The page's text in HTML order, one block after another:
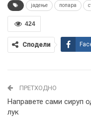
јадење попара
424
Сподели
ПРЕТХОДНО
Направете сами сируп
лук